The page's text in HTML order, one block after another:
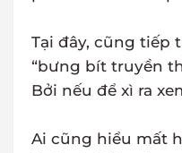
Tại đây, cũng tiếp
“bưng bít truyền
Bởi nếu để xì ra
Ai cũng hiểu mất